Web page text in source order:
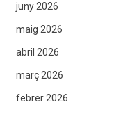
juny 2026
maig 2026
abril 2026
març 2026
febrer 2026